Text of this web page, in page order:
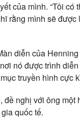
của mình. “Tôi có
rằng mình sẽ
diễn của
nó được trình
truyền hình cực
nghị với ông một
quốc tế.